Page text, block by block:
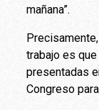
mañana”.
trabajo es
presentadas
Congreso